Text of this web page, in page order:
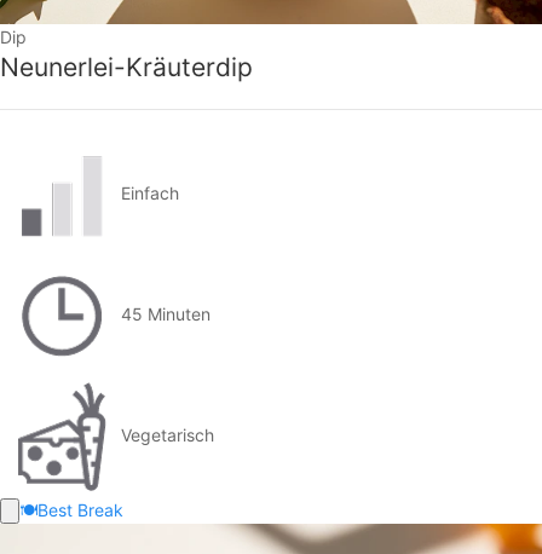
Dip
Neunerlei-Kräuterdip
Einfach
45 Minuten
Vegetarisch
🍽️Best Break